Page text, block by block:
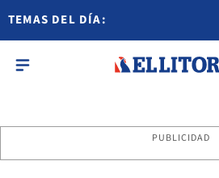
TEMAS DEL DÍA:
PUBLICIDAD